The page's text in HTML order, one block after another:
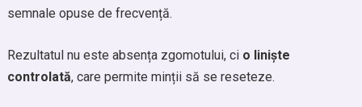
semnale opuse de frecvență.
Rezultatul nu este absența zgomotului, ci o liniște
controlată, care permite minții să se reseteze.